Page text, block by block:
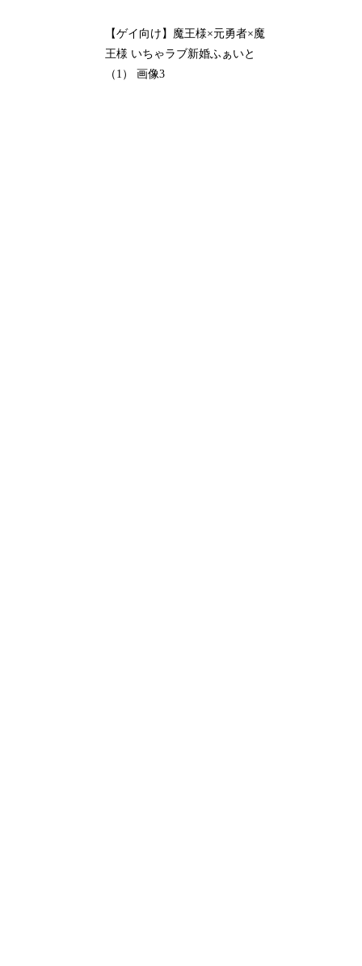
【ゲイ向け】魔王様×元勇者×魔
王様 いちゃラブ新婚ふぁいと
（1） 画像3